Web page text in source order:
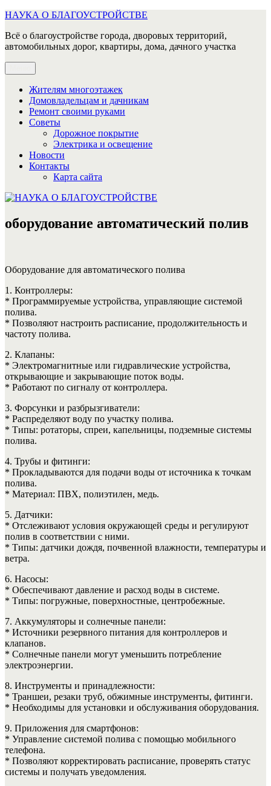
Перейти
содержимому
НАУКА О БЛАГОУСТРОЙСТВЕ
Всё о благоустройстве города, дворовых территорий,
автомобильных дорог, квартиры, дома, дачного участка
Жителям многоэтажек
Домовладельцам и дачникам
Ремонт своими руками
Советы
Дорожное покрытие
Электрика и освещение
Новости
Контакты
Карта сайта
оборудование автоматический полив
Оборудование для автоматического полива
1. Контроллеры:
* Программируемые устройства, управляющие системой
полива.
* Позволяют настроить расписание, продолжительность и
частоту полива.
2. Клапаны:
* Электромагнитные или гидравлические устройства,
открывающие и закрывающие поток воды.
* Работают по сигналу от контроллера.
3. Форсунки и разбрызгиватели:
* Распределяют воду по участку полива.
* Типы: ротаторы, спреи, капельницы, подземные системы
полива.
4. Трубы и фитинги:
* Прокладываются для подачи воды от источника к точкам
полива.
* Материал: ПВХ, полиэтилен, медь.
5. Датчики:
* Отслеживают условия окружающей среды и регулируют
полив в соответствии с ними.
* Типы: датчики дождя, почвенной влажности, температуры и
ветра.
6. Насосы:
* Обеспечивают давление и расход воды в системе.
* Типы: погружные, поверхностные, центробежные.
7. Аккумуляторы и солнечные панели:
* Источники резервного питания для контроллеров и
клапанов.
* Солнечные панели могут уменьшить потребление
электроэнергии.
8. Инструменты и принадлежности:
* Траншеи, резаки труб, обжимные инструменты, фитинги.
* Необходимы для установки и обслуживания оборудования.
9. Приложения для смартфонов:
* Управление системой полива с помощью мобильного
телефона.
* Позволяют корректировать расписание, проверять статус
системы и получать уведомления.